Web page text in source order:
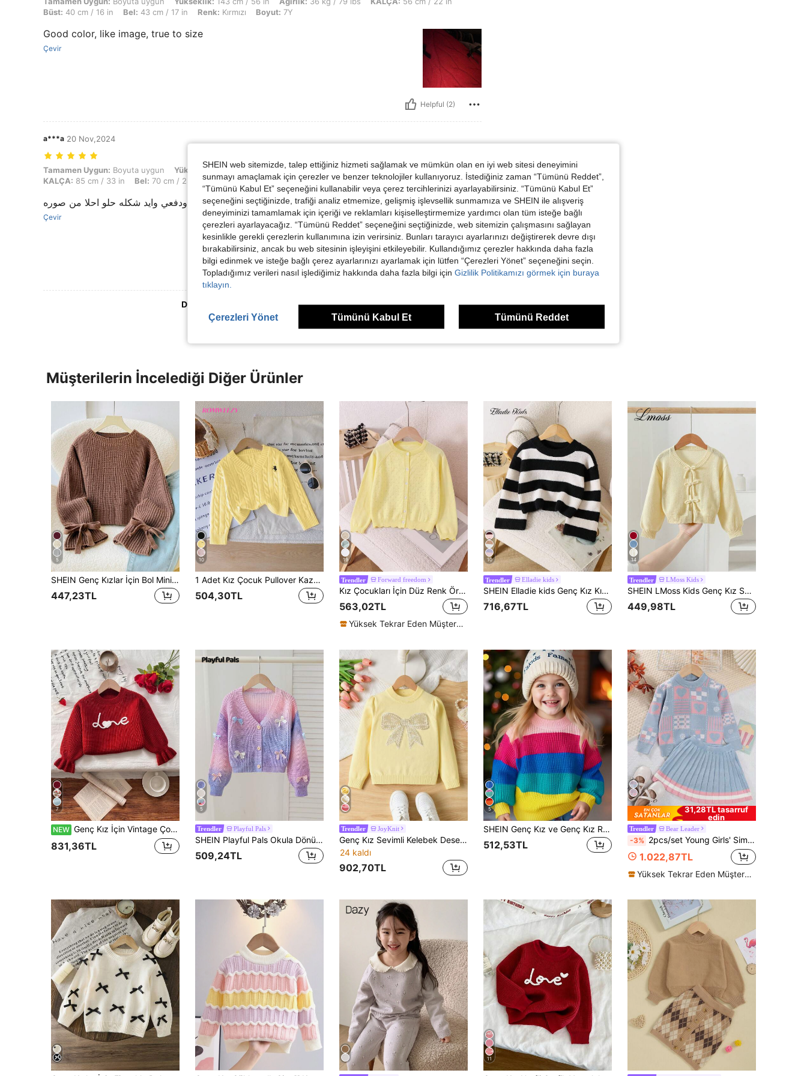
Büst: 40 cm / 16 in Bel: 43 cm / 17 in Renk: Kırmızı Boyut: 7Y
Good color, like image, true to size
Çevir
Helpful (2)
a***a 20 Nov,2024
Tamamen Uygun: Boyuta uygun, Yükseklik: 156 cm / 61 in, Ağırlık: 5 kg / 11 lbs, Büst: 79 cm / 31 in, KALÇA: 85 cm / 33 in, Bel: 70 cm / 28 in, Renk: Beyaz, Boyut: 7Y
Tamamen Uygun: Boyuta uygun Yükseklik:156 cm / 61 in Ağırlık:5 kg / 11 lbs Büst:79 cm / 31 in
KALÇA: 85 cm / 33 in Bel: 70 cm / 28 in Renk:Beyaz Boyut:7Y
تجننننننن ودفعي وايد شكله حلو احلا من صوره
Çevir
Helpful (2)
Daha Fazla Değerlendirme Görüntüle
Müşterilerin İncelediği Diğer Ürünler
5
SHEIN Genç Kızlar İçin Bol Minimalist Yuvarlak Yaka Bağlamalı Kollu Dekoratif Kahverengi Örgü Fitilli Fiyonklu Kazak, Kışlık Okul ve Okula Dönüş Pullover
447,23TL
10
1 Adet Kız Çocuk Pullover Kazak, Klasik Örgü Desenli Düz Renk Moda V Yaka Slim Fit Uzun Kollu Normal Kalınlıkta Örme Kazak, Göğüs Kısmında Siyah At Nakış Tasarımlı, Rahat ve Vücuda Oturan, Tek Başına Giymeye Uygun, İlkbahar ve Sonbahar İçin Temel Parça, Günlük Casual, Ev Konforu veya Dışarı Çıkışlar İçin Uygun
504,30TL
19
Trendler Forward freedom
Kız Çocukları İçin Düz Renk Örgü Hafif Hırka, Evde Giyinmeye, Dışarı Çıkmaya veya Kurban Bayramı Hediyesine Uygundur
563,02TL
Yüksek Tekrar Eden Müşteriler
10
Trendler Elladie kids
SHEIN Elladie kids Genç Kız Kısa Çizgili Kazak, Uzun Kollu Günlük
716,67TL
14
Trendler LMoss Kids
SHEIN LMoss Kids Genç Kız Sarı Örgü Sonbahar Kazağı, Fiyonk Detaylı, Sevimli Günlük, Yumuşak Rahat Çok Yönlü, Ev, Parti ve Tatil Ortamlarına Uygun
449,98TL
7
NEW Genç Kız İçin Vintage Çok Yönlü Jakarlı Çan Kollu Kazak
831,36TL
5
Trendler Playful Pals
SHEIN Playful Pals Okula Dönüş Kız Çocuk Gökkuşağı Gradyan Hırka, Pastel Pembe Peri Okul Kızı Sevimli Fiyonk Süslemeli Kazak Ceket, Genç Kız Düğmeli Örme Sonbahar Kıyafeti
509,24TL
Trendler JoyKnit
Genç Kız Sevimli Kelebek Desenli Kazak, İlkbahar, Sonbahar ve Kış İçin Uygun
24 kaldı
902,70TL
5
SHEIN Genç Kız ve Genç Kız Renkli Çizgili Örme Yuvarlak Yaka Kazak, Günlük Giyim İçin Uygun
512,53TL
31,28TL tasarruf
edin
Trendler Bear Leader
-3% 2pcs/set Young Girls' Simple Casual Heart & Plaid Patterned Long Sleeve Top And Pleated Skirt Outfit , Autumn And Winter
1.022,87TL
Yüksek Tekrar Eden Müşteriler
11
SHEIN web sitemizde, talep ettiğiniz hizmeti sağlamak ve mümkün olan en iyi web sitesi deneyimini
sunmayı amaçlamak için çerezler ve benzer teknolojiler kullanıyoruz. İstediğiniz zaman “Tümünü Reddet”,
“Tümünü Kabul Et” seçeneğini kullanabilir veya çerez tercihlerinizi ayarlayabilirsiniz. “Tümünü Kabul Et”
seçeneğini seçtiğinizde, trafiği analiz etmemize, gelişmiş işlevsellik sunmamıza ve SHEIN ile alışveriş
deneyiminizi tamamlamak için içeriği ve reklamları kişiselleştirmemize yardımcı olan tüm isteğe bağlı
çerezleri ayarlayacağız. “Tümünü Reddet” seçeneğini seçtiğinizde, web sitemizin çalışmasını sağlayan
kesinlikle gerekli çerezlerin kullanımına izin verirsiniz. Bunları tarayıcı ayarlarınızı değiştirerek devre dışı
bırakabilirsiniz, ancak bu web sitesinin işleyişini etkileyebilir. Kullandığımız çerezler hakkında daha fazla
bilgi edinmek ve isteğe bağlı çerez ayarlarınızı ayarlamak için lütfen “Çerezleri Yönet” seçeneğini seçin.
Topladığımız verileri nasıl işlediğimiz hakkında daha fazla bilgi için Gizlilik Politikamızı görmek için buraya
tıklayın.
Çerezleri Yönet Tümünü Kabul Et Tümünü Reddet